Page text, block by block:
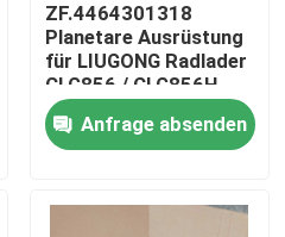
ZF.4464301318
Planetare Ausrüstung
für LIUGONG Radlader
CLG856 / CLG856H
CLG862 / CLG862H
CLG870 / CLG870H
CLG50D Übertragung
Serie
Anfrage absenden